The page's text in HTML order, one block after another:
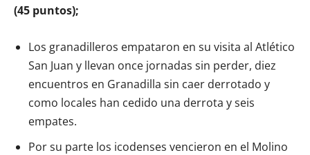
(45 puntos);
Los granadilleros empataron en su visita al Atlético
San Juan y llevan once jornadas sin perder, diez
encuentros en Granadilla sin caer derrotado y
como locales han cedido una derrota y seis
empates.
Por su parte los icodenses vencieron en el Molino